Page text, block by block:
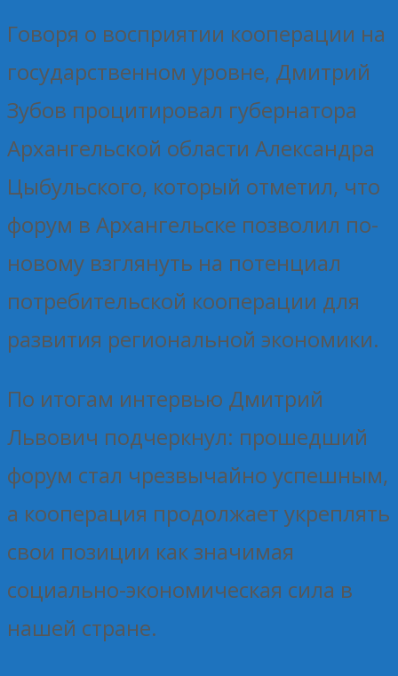
Говоря о восприятии кооперации на
государственном уровне, Дмитрий
Зубов процитировал губернатора
Архангельской области Александра
Цыбульского, который отметил, что
форум в Архангельске позволил по-
новому взглянуть на потенциал
потребительской кооперации для
развития региональной экономики.
По итогам интервью Дмитрий
Львович подчеркнул: прошедший
форум стал чрезвычайно успешным,
а кооперация продолжает укреплять
свои позиции как значимая
социально-экономическая сила в
нашей стране.